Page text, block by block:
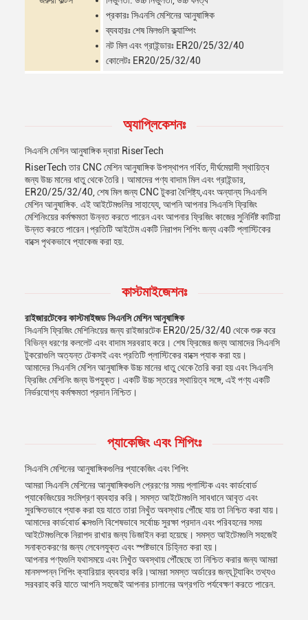
প্রকারঃ সিএনসি মেশিনের আনুষাঙ্গিক
ব্যবহারঃ শেষ মিলগুলি ক্ল্যাম্পিং
নট মিল এবং গ্রাইন্ডারঃ ER20/25/32/40
কোলেটঃ ER20/25/32/40
অ্যাপ্লিকেশনঃ
সিএনসি মেশিন আনুষাঙ্গিক দ্বারা RiserTech
RiserTech তার CNC মেশিন আনুষাঙ্গিক উপস্থাপন গর্বিত, দীর্ঘমেয়াদী স্থায়িত্ব
জন্য উচ্চ মানের ধাতু থেকে তৈরি। আমাদের পণ্য বাদাম মিল এবং গ্রাইন্ডার,
ER20/25/32/40, শেষ মিল জন্য CNC টুকরা বৈশিষ্ট্য,এবং অন্যান্য সিএনসি
মেশিন আনুষাঙ্গিক. এই আইটেমগুলির সাহায্যে, আপনি আপনার সিএনসি ফ্রিজিং
মেশিনিংয়ের কর্মক্ষমতা উন্নত করতে পারেন এবং আপনার ফ্রিজিং কাজের সুনির্দিষ্ট কাটিয়া
উন্নত করতে পারেন।প্রতিটি আইটেম একটি নিরাপদ শিপিং জন্য একটি প্লাস্টিকের
বাক্সে পৃথকভাবে প্যাকেজ করা হয়.
কাস্টমাইজেশনঃ
রাইজারটেকের কাস্টমাইজড সিএনসি মেশিন আনুষাঙ্গিক
সিএনসি ফ্রিজিং মেশিনিংয়ের জন্য রাইজারটেক ER20/25/32/40 থেকে শুরু করে
বিভিন্ন ধরণের কললেট এবং বাদাম সরবরাহ করে। শেষ ফ্রিজের জন্য আমাদের সিএনসি
টুকরোগুলি অত্যন্ত টেকসই এবং প্রতিটি প্লাস্টিকের বাক্সে প্যাক করা হয়।
আমাদের সিএনসি মেশিন আনুষাঙ্গিক উচ্চ মানের ধাতু থেকে তৈরি করা হয় এবং সিএনসি
ফ্রিজিং মেশিনিং জন্য উপযুক্ত। একটি উচ্চ স্তরের স্থায়িত্ব সঙ্গে, এই পণ্য একটি
নির্ভরযোগ্য কর্মক্ষমতা প্রদান নিশ্চিত।
প্যাকেজিং এবং শিপিংঃ
সিএনসি মেশিনের আনুষাঙ্গিকগুলির প্যাকেজিং এবং শিপিং
আমরা সিএনসি মেশিনের আনুষাঙ্গিকগুলি প্রেরণের সময় প্লাস্টিক এবং কার্ডবোর্ড
প্যাকেজিংয়ের সংমিশ্রণ ব্যবহার করি। সমস্ত আইটেমগুলি সাবধানে আবৃত এবং
সুরক্ষিতভাবে প্যাক করা হয় যাতে তারা নিখুঁত অবস্থায় পৌঁছে যায় তা নিশ্চিত করা যায়।
আমাদের কার্ডবোর্ড বক্সগুলি বিশেষভাবে সর্বোচ্চ সুরক্ষা প্রদান এবং পরিবহনের সময়
আইটেমগুলিকে নিরাপদ রাখার জন্য ডিজাইন করা হয়েছে। সমস্ত আইটেমগুলি সহজেই
সনাক্তকরণের জন্য লেবেলযুক্ত এবং স্পষ্টভাবে চিহ্নিত করা হয়।
আপনার পণ্যগুলি যথাসময়ে এবং নিখুঁত অবস্থায় পৌঁছেছে তা নিশ্চিত করার জন্য আমরা
মানসম্পন্ন শিপিং ক্যারিয়ার ব্যবহার করি।আমরা সমস্ত অর্ডারের জন্য ট্র্যাকিং তথ্যও
সরবরাহ করি যাতে আপনি সহজেই আপনার চালানের অগ্রগতি পর্যবেক্ষণ করতে পারেন.